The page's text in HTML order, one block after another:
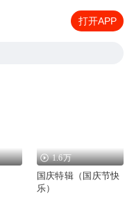
打开APP
1.6万
国庆特辑（国庆节快
乐）